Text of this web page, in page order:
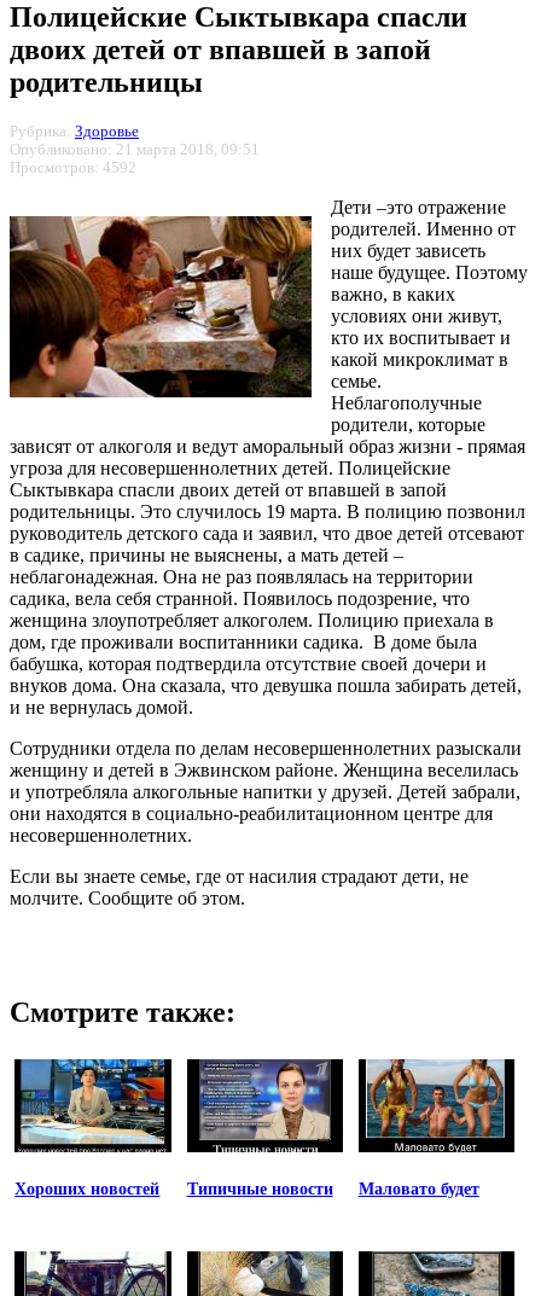
Полицейские Сыктывкара спасли
двоих детей от впавшей в запой
родительницы
Рубрика: Здоровье
Опубликовано: 21 марта 2018, 09:51
Просмотров: 4592
Дети –это отражение
родителей. Именно от
них будет зависеть
наше будущее. Поэтому
важно, в каких
условиях они живут,
кто их воспитывает и
какой микроклимат в
семье.
Неблагополучные
родители, которые
зависят от алкоголя и ведут аморальный образ жизни - прямая
угроза для несовершеннолетних детей. Полицейские
Сыктывкара спасли двоих детей от впавшей в запой
родительницы. Это случилось 19 марта. В полицию позвонил
руководитель детского сада и заявил, что двое детей отсевают
в садике, причины не выяснены, а мать детей –
неблагонадежная. Она не раз появлялась на территории
садика, вела себя странной. Появилось подозрение, что
женщина злоупотребляет алкоголем. Полицию приехала в
дом, где проживали воспитанники садика. В доме была
бабушка, которая подтвердила отсутствие своей дочери и
внуков дома. Она сказала, что девушка пошла забирать детей,
и не вернулась домой.
Сотрудники отдела по делам несовершеннолетних разыскали
женщину и детей в Эжвинском районе. Женщина веселилась
и употребляла алкогольные напитки у друзей. Детей забрали,
они находятся в социально-реабилитационном центре для
несовершеннолетних.
Если вы знаете семье, где от насилия страдают дети, не
молчите. Сообщите об этом.
Смотрите также:
Хороших новостей Типичные новости Маловато будет